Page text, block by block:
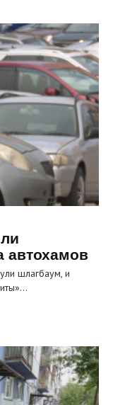
автохамов
шлагбаум, и